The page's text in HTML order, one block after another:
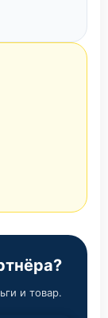
и товар.